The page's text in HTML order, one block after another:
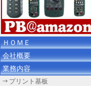
ＨＯＭＥ
会社概要
業務内容
プリント基板